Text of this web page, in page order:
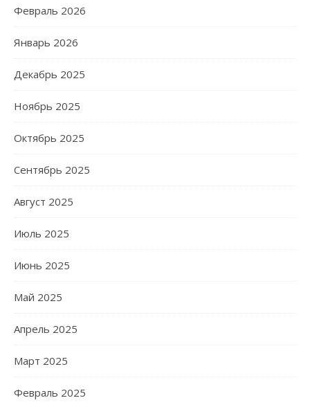
Февраль 2026
Январь 2026
Декабрь 2025
Ноябрь 2025
Октябрь 2025
Сентябрь 2025
Август 2025
Июль 2025
Июнь 2025
Май 2025
Апрель 2025
Март 2025
Февраль 2025